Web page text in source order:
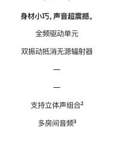
身材小巧，声音超震撼。
全频驱动单元
双振动抵消无源辐射器
—
—
支持立体声组合脚
²
多房间音频脚
³